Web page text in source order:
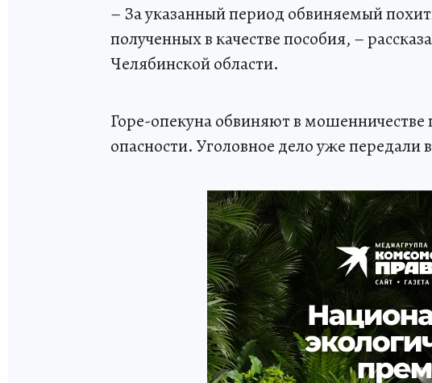
– За указанный период обвиняемый
полученных в качестве пособия, –
Челябинской области.
Горе-опекуна обвиняют в мошенничестве
опасности. Уголовное дело уже передали